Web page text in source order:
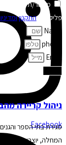
Facebook
מאשר/ת קבלת חומר
פליק לפיהתקנון
Name
phone
Email
ניהול קריירה
סגירת בתי הספר
המחלה, יוצרים